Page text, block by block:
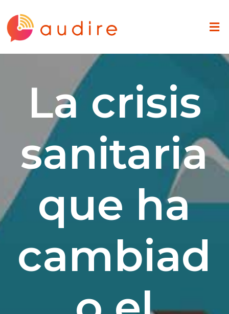
La crisis
sanitaria
que ha
cambiad